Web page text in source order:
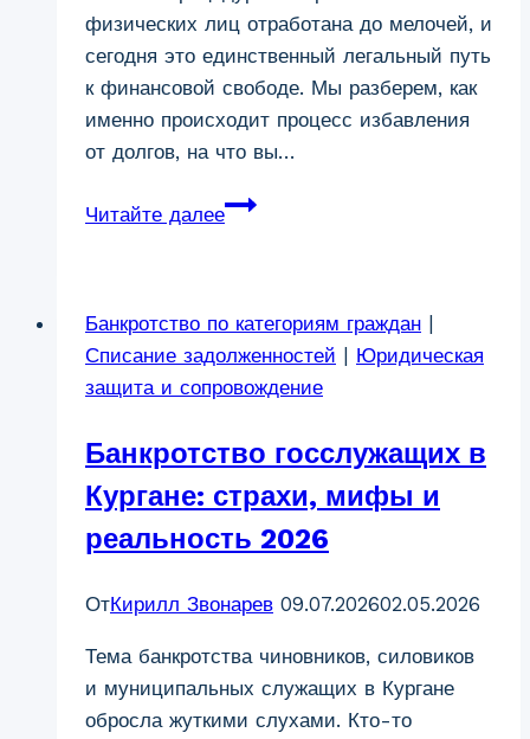
физических лиц отработана до мелочей, и
сегодня это единственный легальный путь
к финансовой свободе. Мы разберем, как
именно происходит процесс избавления
от долгов, на что вы…
Читайте далееПоможем
долгов
в
Кургане:
руководство
по
Банкротство по категориям граждан
Списание задолженностей
Юридическая
защита и сопровождение
Банкротство госслужащих в
Кургане: страхи, мифы и
реальность 2026
ОтКирилл Звонарев 09.07.202602.05.2026
Тема банкротства чиновников, силовиков
и муниципальных служащих в Кургане
обросла жуткими слухами. Кто-то